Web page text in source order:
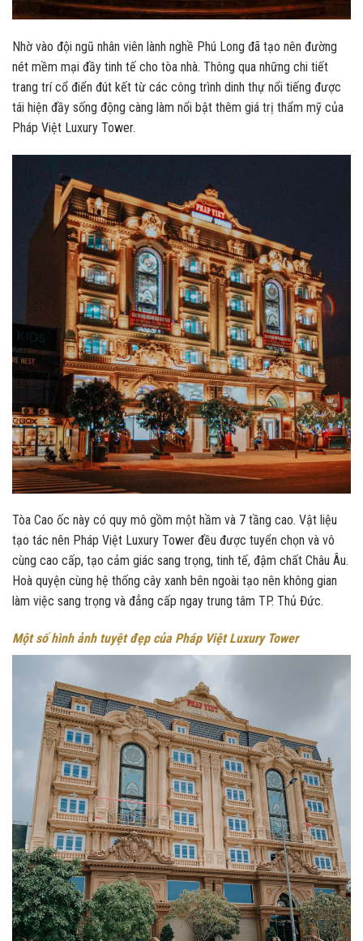
Nhờ vào đội ngũ nhân viên lành nghề Phú Long đã tạo nên đường
nét mềm mại đầy tinh tế cho tòa nhà. Thông qua những chi tiết
trang trí cổ điển đút kết từ các công trình dinh thự nổi tiếng được
tái hiện đầy sống động càng làm nổi bật thêm giá trị thẩm mỹ của
Pháp Việt Luxury Tower.
Tòa Cao ốc này có quy mô gồm một hầm và 7 tầng cao. Vật liệu
tạo tác nên Pháp Việt Luxury Tower đều được tuyển chọn và vô
cùng cao cấp, tạo cảm giác sang trọng, tinh tế, đậm chất Châu Âu.
Hoà quyện cùng hệ thống cây xanh bên ngoài tạo nên không gian
làm việc sang trọng và đẳng cấp ngay trung tâm TP. Thủ Đức.
Một số hình ảnh tuyệt đẹp của Pháp Việt Luxury Tower